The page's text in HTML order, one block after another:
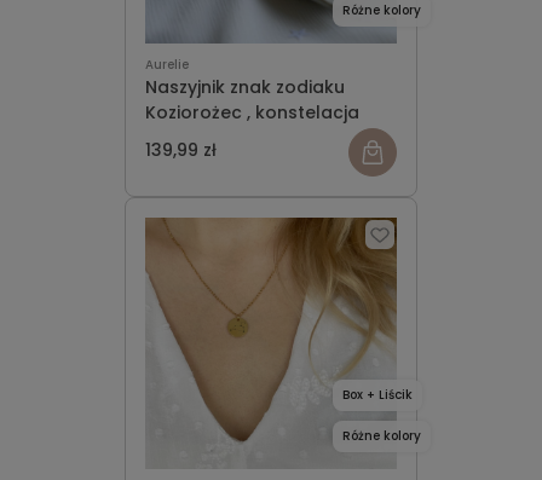
Aurelie
Naszyjnik znak zodiaku
Koziorożec , konstelacja
139,99 zł
Różne kolory
Box + Liścik
Różne kolory